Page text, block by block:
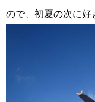
ので、初夏の次に